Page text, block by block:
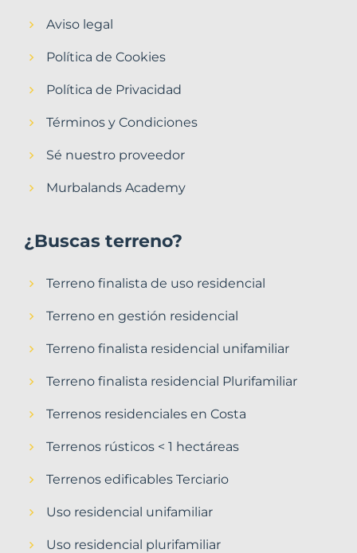
Aviso legal
Política de Cookies
Política de Privacidad
Términos y Condiciones
Sé nuestro proveedor
Murbalands Academy
¿Buscas terreno?
Terreno finalista de uso residencial
Terreno en gestión residencial
Terreno finalista residencial unifamiliar
Terreno finalista residencial Plurifamiliar
Terrenos residenciales en Costa
Terrenos rústicos < 1 hectáreas
Terrenos edificables Terciario
Uso residencial unifamiliar
Uso residencial plurifamiliar